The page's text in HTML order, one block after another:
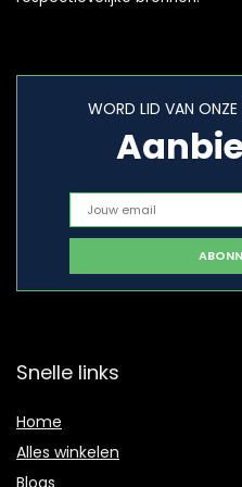
WORD LID VAN
Snelle links
Home
Alles winkelen
Blogs